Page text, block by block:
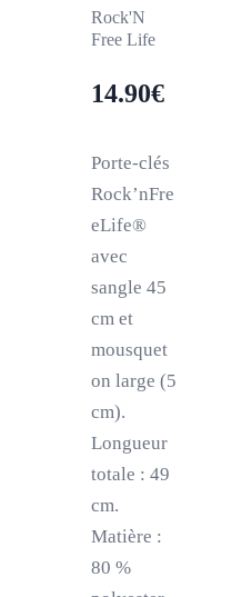
Rock'N
Free Life
14.90€
Porte-clés
Rock’nFre
eLife®
avec
sangle 45
cm et
mousquet
on large (5
cm).
Longueur
totale : 49
cm.
Matière :
80 %